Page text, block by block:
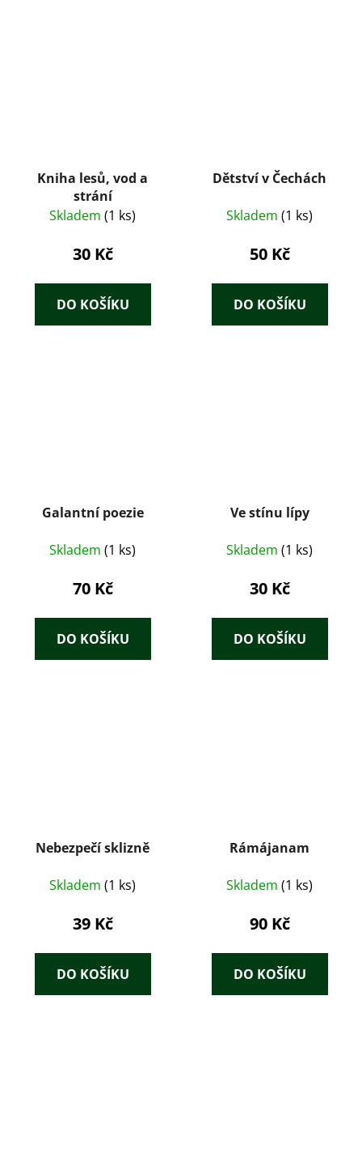
Kniha lesů, vod a
strání
Skladem (1 ks)
30 Kč
DO KOŠÍKU
Dětství v Čechách
Skladem (1 ks)
50 Kč
DO KOŠÍKU
Galantní poezie
Skladem (1 ks)
70 Kč
DO KOŠÍKU
Ve stínu lípy
Skladem (1 ks)
30 Kč
DO KOŠÍKU
Nebezpečí sklizně
Skladem (1 ks)
39 Kč
DO KOŠÍKU
Rámájanam
Skladem (1 ks)
90 Kč
DO KOŠÍKU